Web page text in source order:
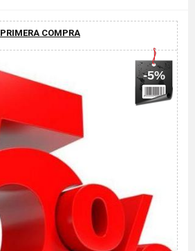
PRIMERA COMPRA
-5%